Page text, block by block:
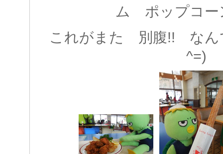
ム ポップコー
これがまた 別腹!! なん
^=)